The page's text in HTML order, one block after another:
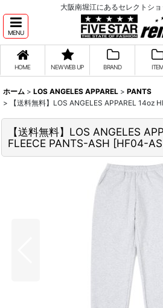
大阪南堀江にあるセレクトショ
MENU
HOME NEW WEB UP BRAND ITEM
ホーム > LOS ANGELES APPAREL > PANTS
>
【送料無料】LOS ANGELES APPAREL 14oz
【送料無料】LOS ANGELES
FLEECE PANTS-ASH [HF04-